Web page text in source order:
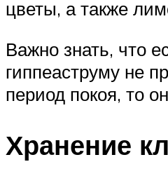
цветы, а также
Важно знать, что
гиппеаструму не
период покоя, то
Хранение